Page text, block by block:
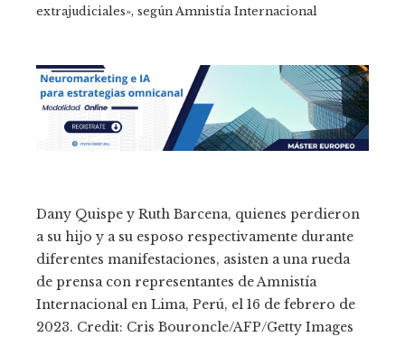
extrajudiciales», según Amnistía Internacional
Dany Quispe y Ruth Barcena, quienes perdieron
a su hijo y a su esposo respectivamente durante
diferentes manifestaciones, asisten a una rueda
de prensa con representantes de Amnistía
Internacional en Lima, Perú, el 16 de febrero de
2023. Credit: Cris Bouroncle/AFP/Getty Images